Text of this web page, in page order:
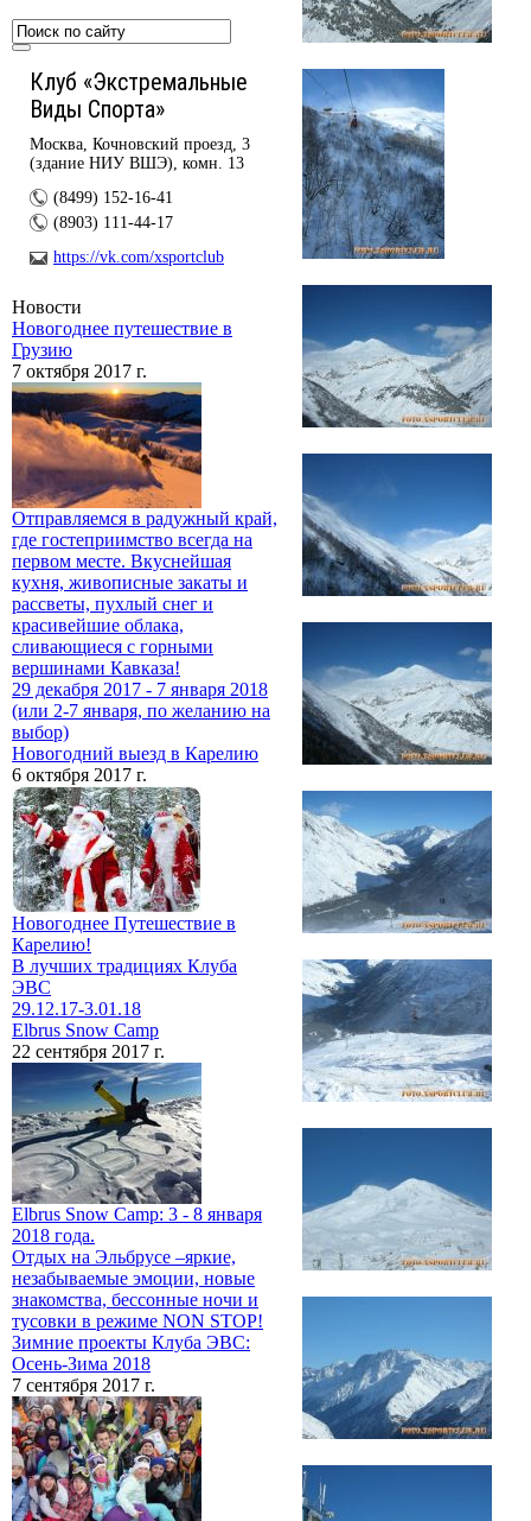
Клуб «Экстремальные
Виды Спорта»
Москва, Кочновский проезд, 3
(здание НИУ ВШЭ), комн. 13
(8499) 152-16-41
(8903) 111-44-17
https://vk.com/xsportclub
Новости
Новогоднее путешествие в
Грузию
7 октября 2017 г.
Отправляемся в радужный край,
где гостеприимство всегда на
первом месте. Вкуснейшая
кухня, живописные закаты и
рассветы, пухлый снег и
красивейшие облака,
сливающиеся с горными
вершинами Кавказа!
29 декабря 2017 - 7 января 2018
(или 2-7 января, по желанию на
выбор)
Новогодний выезд в Карелию
6 октября 2017 г.
Новогоднее Путешествие в
Карелию!
В лучших традициях Клуба
ЭВС
29.12.17-3.01.18
Elbrus Snow Camp
22 сентября 2017 г.
Elbrus Snow Camp: 3 - 8 января
2018 года.
Отдых на Эльбрусе –яркие,
незабываемые эмоции, новые
знакомства, бессонные ночи и
тусовки в режиме NON STOP!
Зимние проекты Клуба ЭВС:
Осень-Зима 2018
7 сентября 2017 г.